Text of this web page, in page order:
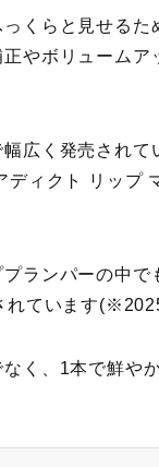
くらと見せるた
やボリューム
広く発売され
ィクト リップ
ランパーの中で
れています
く、1本で鮮や